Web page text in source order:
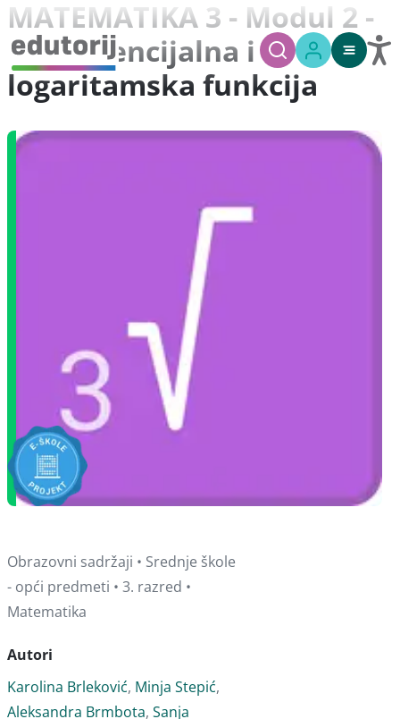
MATEMATIKA 3 - Modul 2 -
Eksponencijalna i
logaritamska funkcija
Obrazovni sadržaji • Srednje škole
- opći predmeti • 3. razred •
Matematika
Autori
Karolina Brleković, Minja Stepić,
Aleksandra Brmbota, Sanja